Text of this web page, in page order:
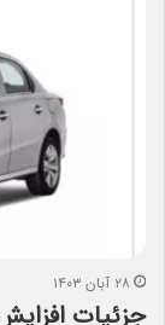
۲۸ آبان ۱۴۰۳